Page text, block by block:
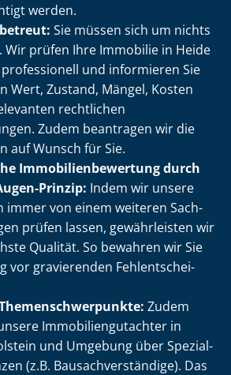
werden.
Sie müssen sich um nichts
Wir prüfen Ihre Immobilie in Heide
und informieren Sie
Wert, Zustand, Mängel, Kosten
rechtlichen
Zudem beantragen wir die
auf Wunsch für Sie.
Im­mo­bi­li­en­be­wer­tung durch
Prinzip: Indem wir unsere
immer von einem weiteren Sach­
prüfen lassen, gewährleisten wir
Qualität. So bewahren wir Sie
vor gravierenden Fehl­ent­schei­
Zudem
Im­mo­bi­li­en­gut­ach­ter in
und Umgebung über Spe­zi­al­
(z.B. Bau­sach­ver­stän­di­ge). Das